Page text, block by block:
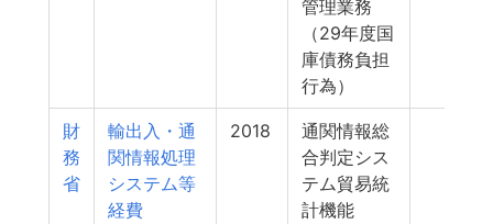
管理業務
（29年度国
庫債務負担
行為）
財
務
省
輸出入・通
関情報処理
システム等
経費
2018
通関情報総
合判定シス
テム貿易統
計機能